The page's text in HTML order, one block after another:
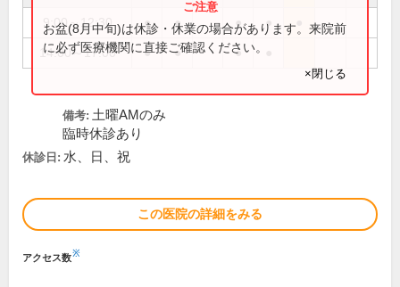
9:00～12:30 ● ● ● ●
14:00～17:00 ● ● ●
お盆(8月中旬)は休診・休業の場合があります。来院前
に必ず医療機関に直接ご確認ください。
×閉じる
備考: 土曜AMのみ
臨時休診あり
休診日: 水、日、祝
この医院の詳細をみる
アクセス数※